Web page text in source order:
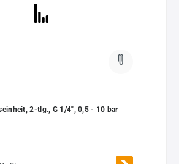
2-tlg., G 1/4", 0,5 - 10 bar